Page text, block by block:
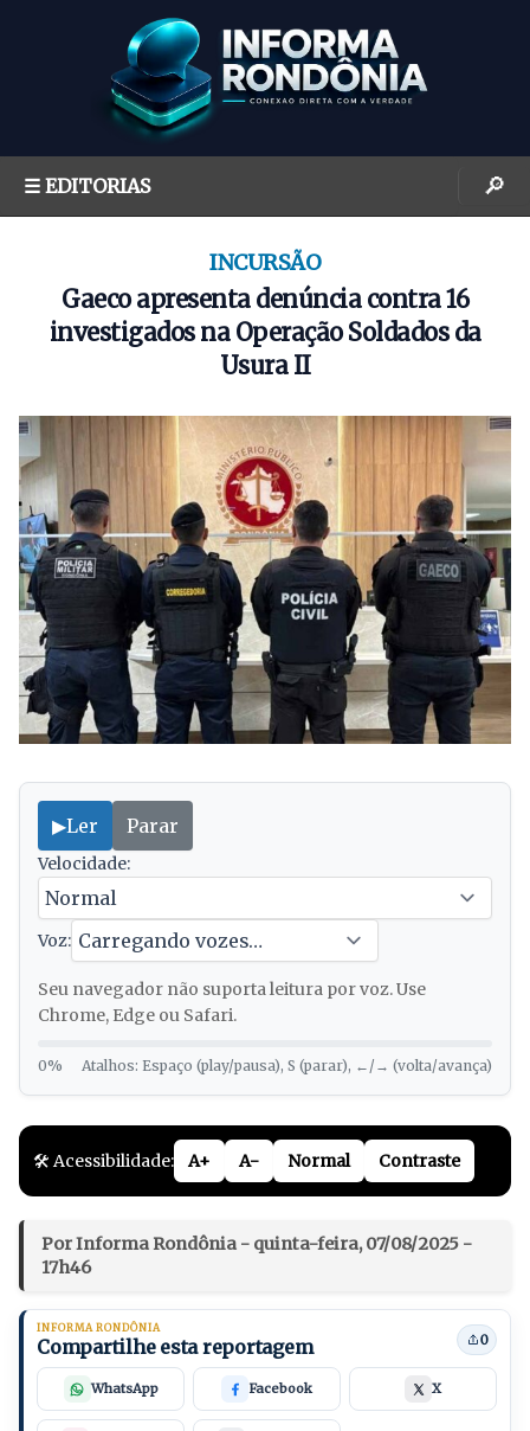
☰ EDITORIAS 🔎
INCURSÃO
Gaeco apresenta denúncia contra 16
investigados na Operação Soldados da
Usura II
▶Ler Parar
Velocidade:
Voz:
Seu navegador não suporta leitura por voz. Use
Chrome, Edge ou Safari.
0% Atalhos: Espaço (play/pausa), S (parar), ←/→ (volta/avança)
🛠️ Acessibilidade: A+ A- Normal Contraste
Por Informa Rondônia - quinta-feira, 07/08/2025 -
17h46
INFORMA RONDÔNIA
Compartilhe esta reportagem 0
WhatsApp Facebook X